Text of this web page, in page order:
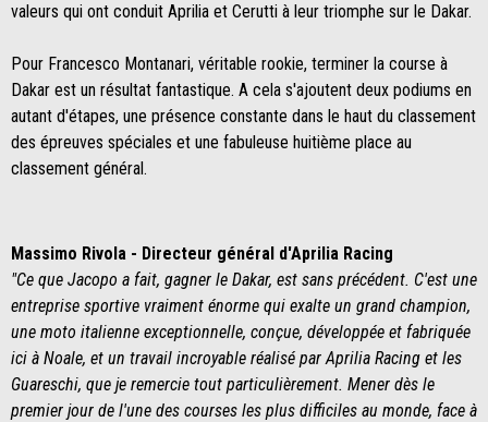
valeurs qui ont conduit Aprilia et Cerutti à leur triomphe sur le Dakar.
Pour Francesco Montanari, véritable rookie, terminer la course à
Dakar est un résultat fantastique. A cela s'ajoutent deux podiums en
autant d'étapes, une présence constante dans le haut du classement
des épreuves spéciales et une fabuleuse huitième place au
classement général.
Massimo Rivola - Directeur général d'Aprilia Racing
"Ce que Jacopo a fait, gagner le Dakar, est sans précédent. C'est une
entreprise sportive vraiment énorme qui exalte un grand champion,
une moto italienne exceptionnelle, conçue, développée et fabriquée
ici à Noale, et un travail incroyable réalisé par Aprilia Racing et les
Guareschi, que je remercie tout particulièrement. Mener dès le
premier jour de l'une des courses les plus difficiles au monde, face à